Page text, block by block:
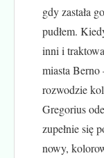
gdy zastała
pudłem.
inni i
miasta Berno
rozwodzie
Gregorius
zupełnie się
nowy,